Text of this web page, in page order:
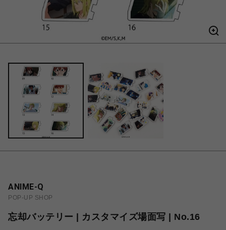
ANIME-Q
POP-UP SHOP
忘却バッテリー | カスタマイズ場面写 | No.16